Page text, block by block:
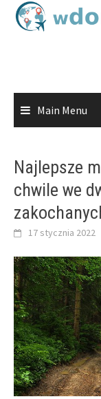
Skip
Main Menu
Najlepsze
chwile we
17 stycznia 2022